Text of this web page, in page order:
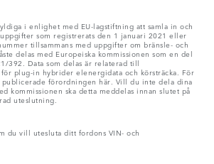
i enlighet med EU-lagstiftning att samla in och
som registrerats den 1 januari 2021 eller
tillsammans med uppgifter om bränsle- och
delas med Europeiska kommissionen som en del
392. Data som delas är relaterad till
plug-in hybrider elenergidata och körsträcka. För
förordningen här. Vill du inte dela dina
kommissionen ska detta meddelas innan slutet på
uteslutning.
du vill utesluta ditt fordons VIN- och